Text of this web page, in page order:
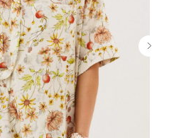
характер. Информация
и не является публичной
либо оформление заказа
у наших партнёров